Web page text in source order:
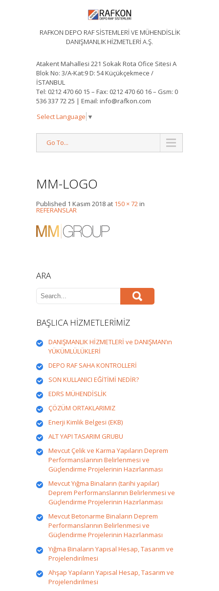
RAFKON DEPO RAF SİSTEMLERİ VE MÜHENDİSLİK
DANIŞMANLIK HİZMETLERİ A.Ş.
Atakent Mahallesi 221 Sokak Rota Ofice Sitesi A
Blok No: 3/A-Kat:9 D: 54 Küçükçekmece /
İSTANBUL
Tel: 0212 470 60 15 – Fax: 0212 470 60 16 – Gsm: 0
536 337 72 25 | Email: info@rafkon.com
Select Language ▼
Go To...
MM-LOGO
Published 1 Kasım 2018 at 150 × 72in
REFERANSLAR
ARA
BAŞLICA HİZMETLERİMİZ
DANIŞMANLIK HİZMETLERİ ve DANIŞMAN’ın
YÜKÜMLÜLÜKLERİ
DEPO RAF SAHA KONTROLLERİ
SON KULLANICI EĞİTİMİ NEDİR?
EDRS MÜHENDİSLİK
ÇÖZÜM ORTAKLARIMIZ
Enerji Kimlik Belgesi (EKB)
ALT YAPI TASARIM GRUBU
Mevcut Çelik ve Karma Yapıların Deprem
Performanslarının Belirlenmesi ve
Güçlendirme Projelerinin Hazırlanması
Mevcut Yığma Binaların (tarihi yapılar)
Deprem Performanslarının Belirlenmesi ve
Güçlendirme Projelerinin Hazırlanması
Mevcut Betonarme Binaların Deprem
Performanslarının Belirlenmesi ve
Güçlendirme Projelerinin Hazırlanması
Yığma Binaların Yapısal Hesap, Tasarım ve
Projelendirilmesi
Ahşap Yapıların Yapısal Hesap, Tasarım ve
Projelendirilmesi